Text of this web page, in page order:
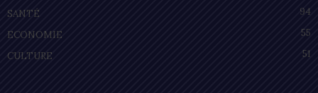
SANTÉ
94
ECONOMIE
55
CULTURE
51